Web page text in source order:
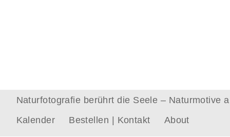
Naturfotografie berührt die Seele – Naturmotive
Kalender
Bestellen | Kontakt About